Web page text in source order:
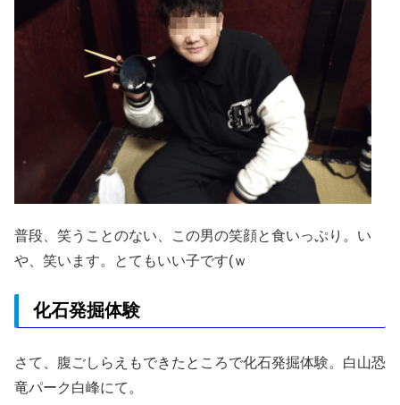
普段、笑うことのない、この男の笑顔と食いっぷり。い
や、笑います。とてもいい子です(ｗ
化石発掘体験
さて、腹ごしらえもできたところで化石発掘体験。白山恐
竜パーク白峰にて。